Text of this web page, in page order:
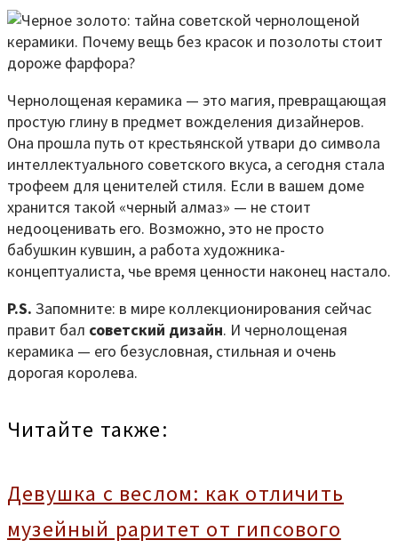
Чернолощеная керамика — это магия, превращающая
простую глину в предмет вожделения дизайнеров.
Она прошла путь от крестьянской утвари до символа
интеллектуального советского вкуса, а сегодня стала
трофеем для ценителей стиля. Если в вашем доме
хранится такой «черный алмаз» — не стоит
недооценивать его. Возможно, это не просто
бабушкин кувшин, а работа художника-
концептуалиста, чье время ценности наконец настало.
P.S. Запомните: в мире коллекционирования сейчас
правит бал советский дизайн. И чернолощеная
керамика — его безусловная, стильная и очень
дорогая королева.
Читайте также:
Девушка с веслом: как отличить
музейный раритет от гипсового